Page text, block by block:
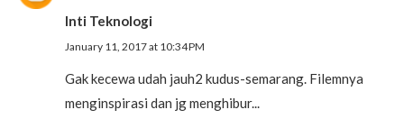
Inti Teknologi
January 11, 2017 at 10:34 PM
Gak kecewa udah jauh2 kudus-semarang. Filemnya
menginspirasi dan jg menghibur...